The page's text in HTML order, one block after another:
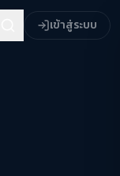
เข้าสู่ระบบ